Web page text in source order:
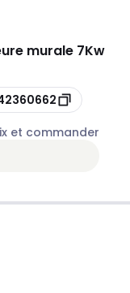
murale 7Kw
et commander